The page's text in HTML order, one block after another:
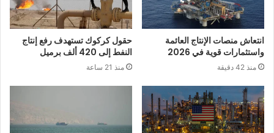
انتعاش منصات الإنتاج العائمة
واستثمارات قوية في 2026
منذ 42 دقيقة
حقول كركوك تستهدف رفع إنتاج
النفط إلى 420 ألف برميل
منذ 21 ساعة